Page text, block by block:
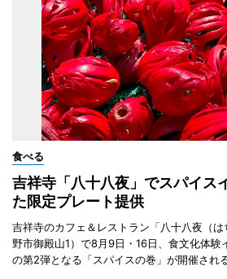
食べる
吉祥寺「八十八夜」でスパイス
た限定プレート提供
吉祥寺のカフェ＆レストラン「八十八夜（
野市御殿山1）で8月9日・16日、食文化体験
の第2弾となる「スパイスの巻」が開催される